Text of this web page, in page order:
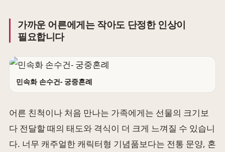
가까운 어른에게는 작아도 단정한 인상이
필요합니다
민속화 손수건- 궁중혼례
어른 친척이나 처음 만나는 가족에게는 선물의 크기보
다 전달할 때의 태도와 격식이 더 크게 느껴질 수 있습니
다. 너무 캐주얼한 캐릭터형 기념품보다는 전통 문양, 혼